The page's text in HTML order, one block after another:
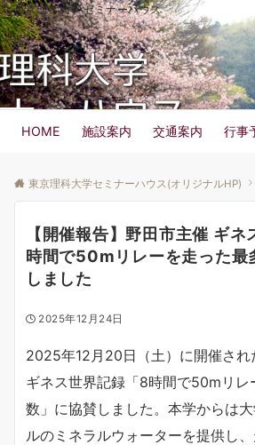
東京理科大学 セミナーハウス
HOME 施設案内 交通案内 行事
東京理科大学セミナーハウス(オリジナルHP)
【開催報告】野田市主催 ギ
時間で50mリレーを走った最
しました
2025年12月24日
2025年12月20日（土）に開催され
ギネス世界記録「8時間で50mリレ
数」に協賛しました。本学からは
ルのミネラルウォーターを提供し